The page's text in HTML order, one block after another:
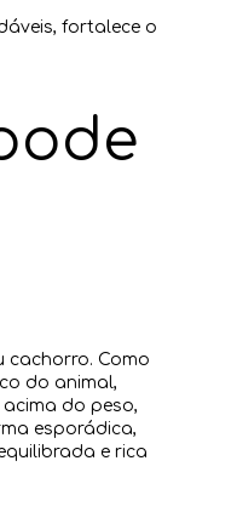
fortalece o
cachorro. Como
do animal,
do peso,
esporádica,
e rica